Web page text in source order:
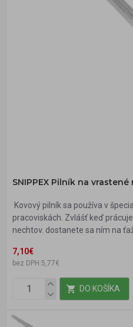
SNIPPEX Pilník na
Kovový pilník sa používa v
pracoviskách. Zvlášť keď
nechtov. dostanete sa ním na
7,10€
bez DPH:5,77€
DO KOŠÍKA